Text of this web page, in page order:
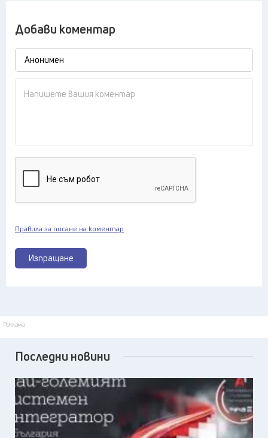
Добави коментар
Изпращане
Правила за писане на коментар
Реклама
Последни новини